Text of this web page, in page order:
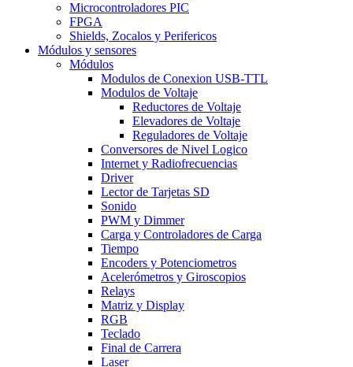
Microcontroladores PIC
FPGA
Shields, Zocalos y Perifericos
Módulos y sensores
Módulos
Modulos de Conexion USB-TTL
Modulos de Voltaje
Reductores de Voltaje
Elevadores de Voltaje
Reguladores de Voltaje
Conversores de Nivel Logico
Internet y Radiofrecuencias
Driver
Lector de Tarjetas SD
Sonido
PWM y Dimmer
Carga y Controladores de Carga
Tiempo
Encoders y Potenciometros
Acelerómetros y Giroscopios
Relays
Matriz y Display
RGB
Teclado
Final de Carrera
Laser